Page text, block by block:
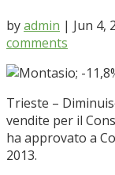
byadmin | Jun 4,
comments
Trieste –
vendite per il
ha approvato a
2013.